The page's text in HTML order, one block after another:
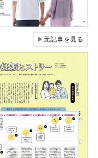
▶元記事を見る